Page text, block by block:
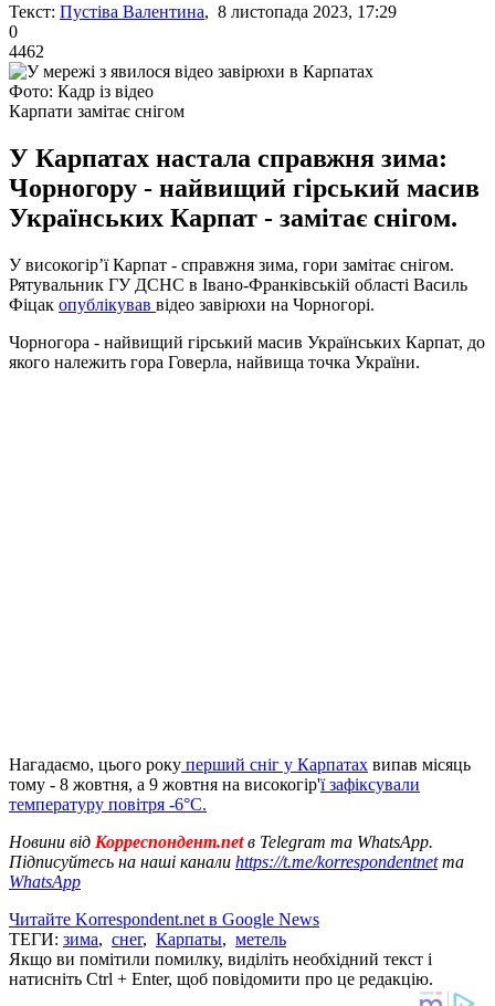
Текст: Пустіва Валентина, 8 листопада 2023, 17:29
0
4462
Фото: Кадр із відео
Карпати замітає снігом
У Карпатах настала справжня зима:
Чорногору - найвищий гірський масив
Українських Карпат - замітає снігом.
У високогір’ї Карпат - справжня зима, гори замітає снігом.
Рятувальник ГУ ДСНС в Івано-Франківській області Василь
Фіцак опублікував відео завірюхи на Чорногорі.
Чорногора - найвищий гірський масив Українських Карпат, до
якого належить гора Говерла, найвища точка України.
Нагадаємо, цього року перший сніг у Карпатах випав місяць
тому - 8 жовтня, а 9 жовтня на високогір'ї зафіксували
температуру повітря -6°С.
Новини від Корреспондент.netв Telegram та WhatsApp.
Підписуйтесь на наші канали https://t.me/korrespondentnetта
WhatsApp
Читайте Korrespondent.net в Google News
ТЕГИ: зима, снег, Карпаты, метель
Якщо ви помітили помилку, виділіть необхідний текст і
натисніть Ctrl + Enter, щоб повідомити про це редакцію.